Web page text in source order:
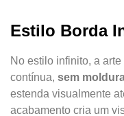
Estilo Borda
No estilo infinito, a
contínua, sem
estenda visualmente
acabamento cria um